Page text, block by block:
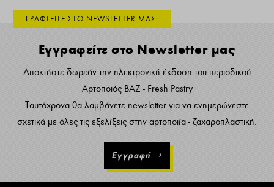
ΓΡΑΦΤΕΙΤΕ ΣΤΟ NEWSLETTER ΜΑΣ:
Εγγραφείτε στο Newsletter μας
Αποκτήστε δωρεάν την ηλεκτρονική έκδοση του περιοδικού
Αρτοποιός ΒΑΖ - Fresh Pastry
Ταυτόχρονα θα λαμβάνετε newsletter για να ενημερώνεστε
σχετικά με όλες τις εξελίξεις στην αρτοποιία - ζαχαροπλαστική.
Εγγραφή